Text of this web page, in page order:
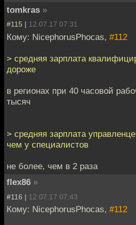
tomkras »
#115 | 12.07.17 07:31
Кому: NicephorusPhocas, #112
> средняя зарплата
дороже
в регионах при 40 часовой
тысяч
> средняя зарплата
чем у специалистов
не более, чем в 2 раза
flex86 »
#116 | 12.07.17 07:43
Кому: NicephorusPhocas, #112